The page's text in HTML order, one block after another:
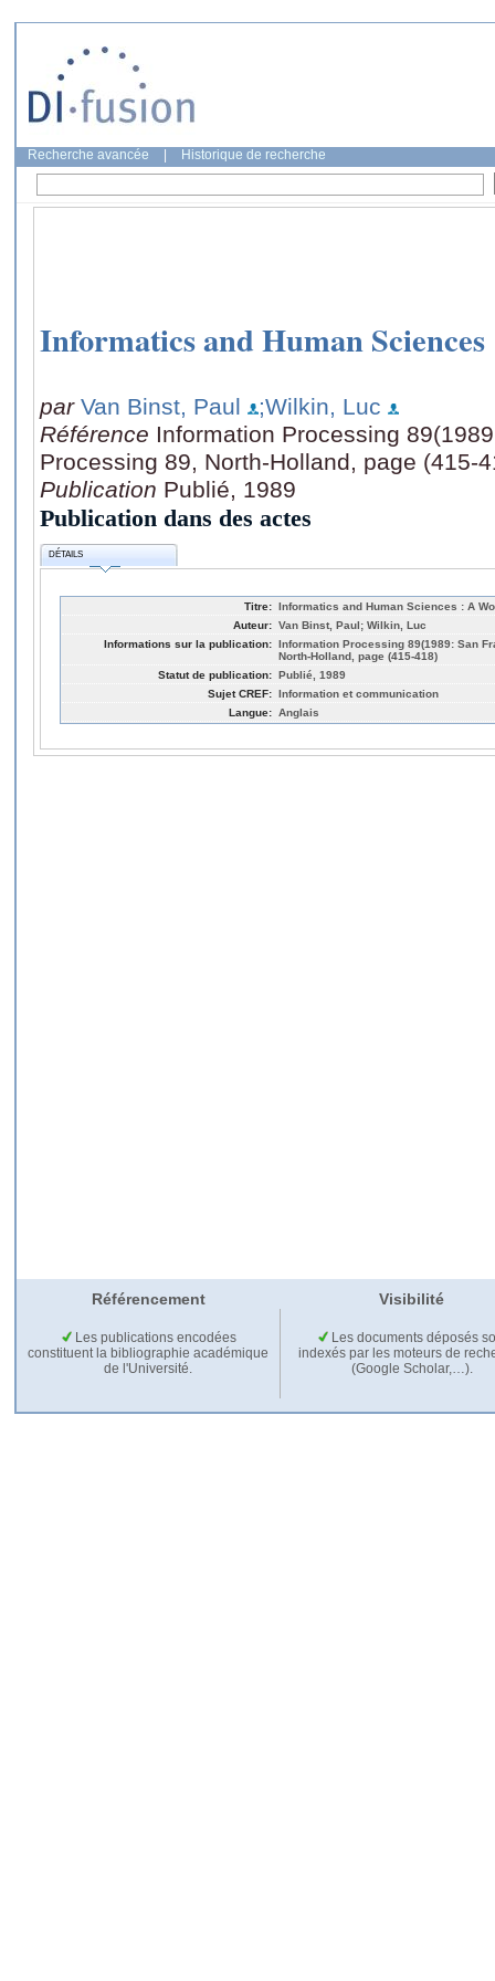
Recherche avancée Historique de recherche
Informatics and Human
par Van Binst, Paul
;Wilkin, Luc
Référence Information Processing
Processing 89, North-Holland, page (415-
Publication Publié, 1989
Publication dans des actes
DÉTAILS
Titre: Informatics and Human Sciences : A
Auteur: Van Binst, Paul; Wilkin, Luc
Informations sur la publication: Information Processing 89(1989: San
North-Holland, page (415-418)
Statut de publication: Publié, 1989
Sujet CREF: Information et communication
Langue: Anglais
Référencement Visibilité
Les publications encodées
constituent la bibliographie académique
de l'Université.
Les documents déposés
indexés par les moteurs de
(Google Scholar,…).